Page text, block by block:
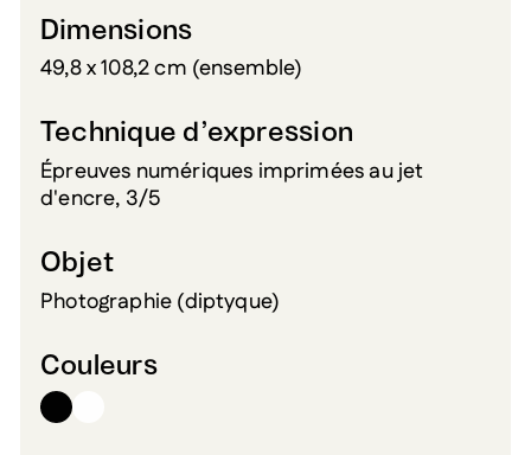
Dimensions
49,8 x 108,2 cm (ensemble)
Technique d’expression
Épreuves numériques imprimées au jet
d'encre, 3/5
Objet
Photographie (diptyque)
Couleurs